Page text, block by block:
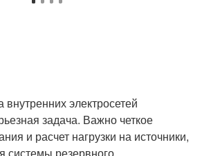
внутренних электросетей
задача. Важно четкое
и расчет нагрузки на источники,